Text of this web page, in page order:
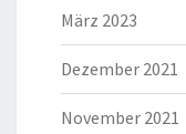
März 2023
Dezember 2021
November 2021